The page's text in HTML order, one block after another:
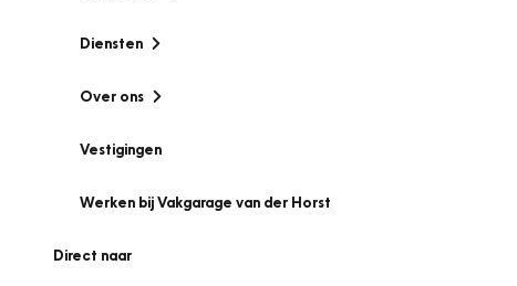
Diensten
Over ons
Vestigingen
Werken bij Vakgarage van der Horst
Direct naar